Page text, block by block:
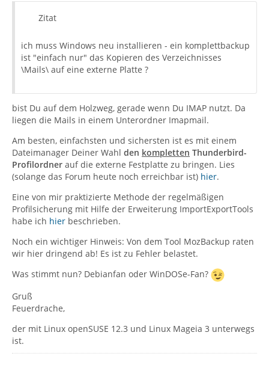
Zitat
ich muss Windows neu installieren - ein komplettbackup
ist "einfach nur" das Kopieren des Verzeichnisses
\Mails\ auf eine externe Platte ?
bist Du auf dem Holzweg, gerade wenn Du IMAP nutzt. Da
liegen die Mails in einem Unterordner Imapmail.
Am besten, einfachsten und sichersten ist es mit einem
Dateimanager Deiner Wahl den kompletten Thunderbird-
Profilordner auf die externe Festplatte zu bringen. Lies
(solange das Forum heute noch erreichbar ist) hier.
Eine von mir praktizierte Methode der regelmäßigen
Profilsicherung mit Hilfe der Erweiterung ImportExportTools
habe ich hier beschrieben.
Noch ein wichtiger Hinweis: Von dem Tool MozBackup raten
wir hier dringend ab! Es ist zu Fehler belastet.
Was stimmt nun? Debianfan oder WinDOSe-Fan?
Gruß
Feuerdrache,
der mit Linux openSUSE 12.3 und Linux Mageia 3 unterwegs
ist.